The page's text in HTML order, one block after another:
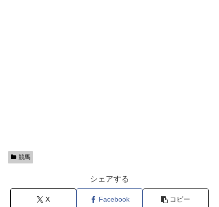
競馬
シェアする
X Facebook コピー